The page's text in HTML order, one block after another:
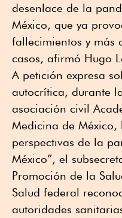
desenlace de la
México, que ya
fallecimientos y más
casos, afirmó Hugo
A petición expresa
autocrítica, durante
asociación civil
Medicina de México,
perspectivas de la
México”, el
Promoción de la
Salud federal
autoridades